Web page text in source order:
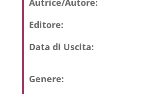
Editore:
Data di Uscita:
Genere: